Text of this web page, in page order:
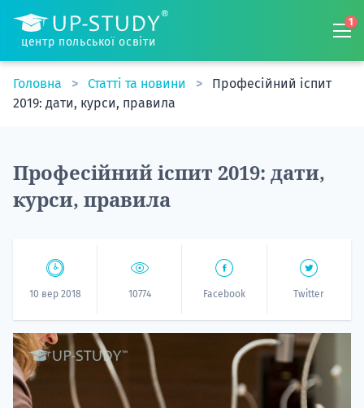
центр польської освіти
1
Головна Статті та новини
Професійний іспит
2019: дати, курси, правила
Професійний іспит 2019: дати,
курси, правила
10 вер 2018 10774 Facebook Twitter